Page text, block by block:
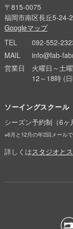
〒815-0075
福岡市南区長丘5-24-
Googleマップ
TEL
092-552-
MAIL
info@fab-
営業日
火曜日～土
12～18時 (
ソーイングスクール
シーズン予約制（6ヶ
※6月と12月の年2回メール
詳しくはスタジオと